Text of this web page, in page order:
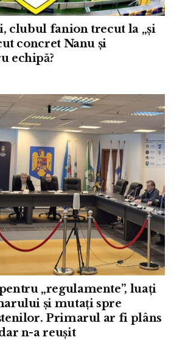
clubul fanion trecut la „și
concret Nanu și
echipă?
„regulamente”, luați
și mutați spre
Primarul ar fi plâns
n-a reușit